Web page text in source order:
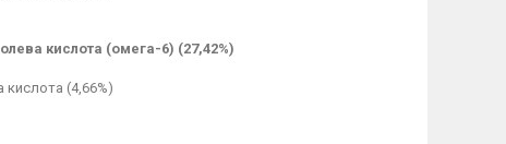
кислота (омега-6) (27,42%)
кислота (4,66%)